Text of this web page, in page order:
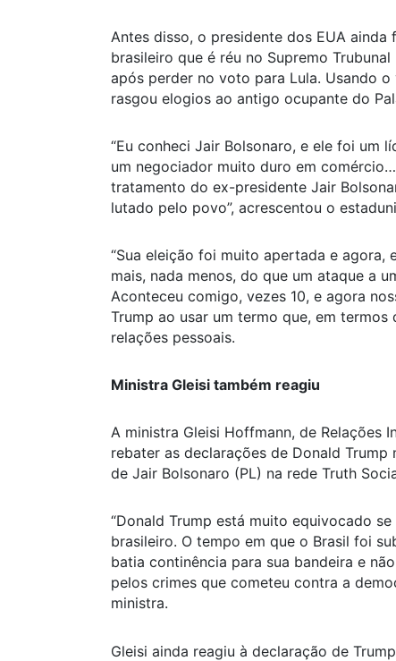
Antes disso, o presidente dos EUA
brasileiro que é réu no Supremo
após perder no voto para Lula. Usando
rasgou elogios ao antigo ocupante do
“Eu conheci Jair Bolsonaro, e ele foi um
um negociador muito duro em
tratamento do ex-presidente Jair
lutado pelo povo”, acrescentou o
“Sua eleição foi muito apertada e agora,
mais, nada menos, do que um ataque a
Aconteceu comigo, vezes 10, e agora
Trump ao usar um termo que, em
relações pessoais.
Ministra Gleisi também reagiu
A ministra Gleisi Hoffmann, de Relações
rebater as declarações de Donald
de Jair Bolsonaro (PL) na rede Truth
“Donald Trump está muito equivocado
brasileiro. O tempo em que o Brasil foi
batia continência para sua bandeira e
pelos crimes que cometeu contra a
ministra.
Gleisi ainda reagiu à declaração de